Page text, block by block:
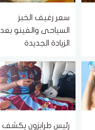
سعر رغيف الخبز
السياحى والفينو بعد
الزيادة الجديدة
رئيس طرابزون يكشف